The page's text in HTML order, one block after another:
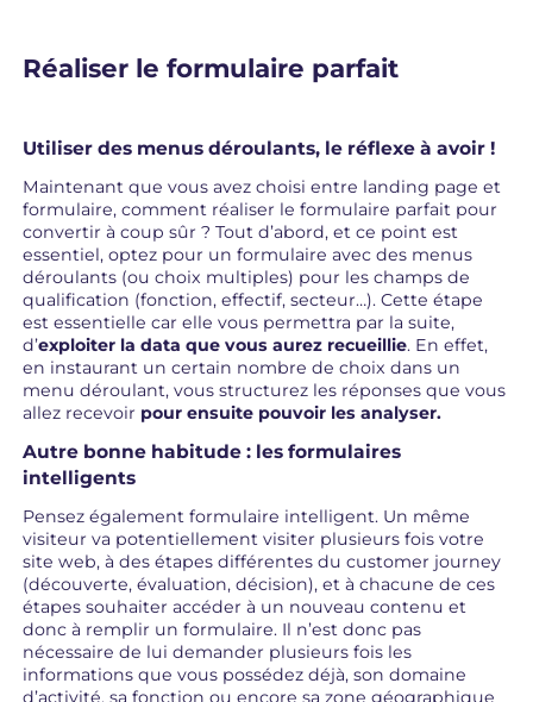
Réaliser le formulaire parfait
Utiliser des menus déroulants, le réflexe à avoir !
Maintenant que vous avez choisi entre landing page et
formulaire, comment réaliser le formulaire parfait pour
convertir à coup sûr ? Tout d’abord, et ce point est
essentiel, optez pour un formulaire avec des menus
déroulants (ou choix multiples) pour les champs de
qualification (fonction, effectif, secteur…). Cette étape
est essentielle car elle vous permettra par la suite,
d’exploiter la data que vous aurez recueillie. En effet,
en instaurant un certain nombre de choix dans un
menu déroulant, vous structurez les réponses que vous
allez recevoir pour ensuite pouvoir les analyser.
Autre bonne habitude : les formulaires
intelligents
Pensez également formulaire intelligent. Un même
visiteur va potentiellement visiter plusieurs fois votre
site web, à des étapes différentes du customer journey
(découverte, évaluation, décision), et à chacune de ces
étapes souhaiter accéder à un nouveau contenu et
donc à remplir un formulaire. Il n’est donc pas
nécessaire de lui demander plusieurs fois les
informations que vous possédez déjà, son domaine
d’activité, sa fonction ou encore sa zone géographique